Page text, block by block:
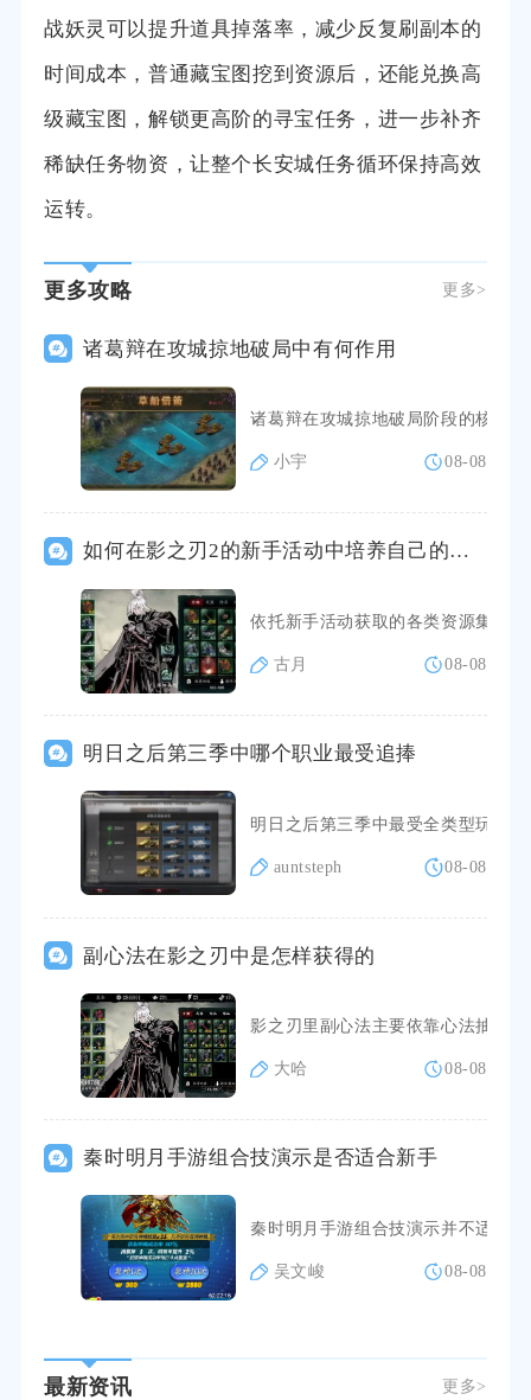
战妖灵可以提升道具掉落率，减少反复刷副本的
时间成本，普通藏宝图挖到资源后，还能兑换高
级藏宝图，解锁更高阶的寻宝任务，进一步补齐
稀缺任务物资，让整个长安城任务循环保持高效
运转。
更多攻略 更多>
诸葛辩在攻城掠地破局中有何作用
诸葛辩在攻城掠地破局阶段的核心
小宇 08-08
如何在影之刃2的新手活动中培养自己的伙伴
依托新手活动获取的各类资源集中
古月 08-08
明日之后第三季中哪个职业最受追捧
明日之后第三季中最受全类型玩家
auntsteph 08-08
副心法在影之刃中是怎样获得的
影之刃里副心法主要依靠心法抽取
大哈 08-08
秦时明月手游组合技演示是否适合新手
秦时明月手游组合技演示并不适合
吴文峻 08-08
最新资讯 更多>